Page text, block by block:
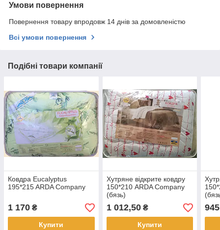
Умови повернення
Повернення товару впродовж 14 днів за домовленістю
Всі умови повернення
Подібні товари компанії
Ковдра Eucalyptus
195*215 ARDA Company
1 170 ₴
Купити
Хутряне відкрите ковдру
150*210 ARDA Company
(бязь)
1 012,50₴
Купити
945